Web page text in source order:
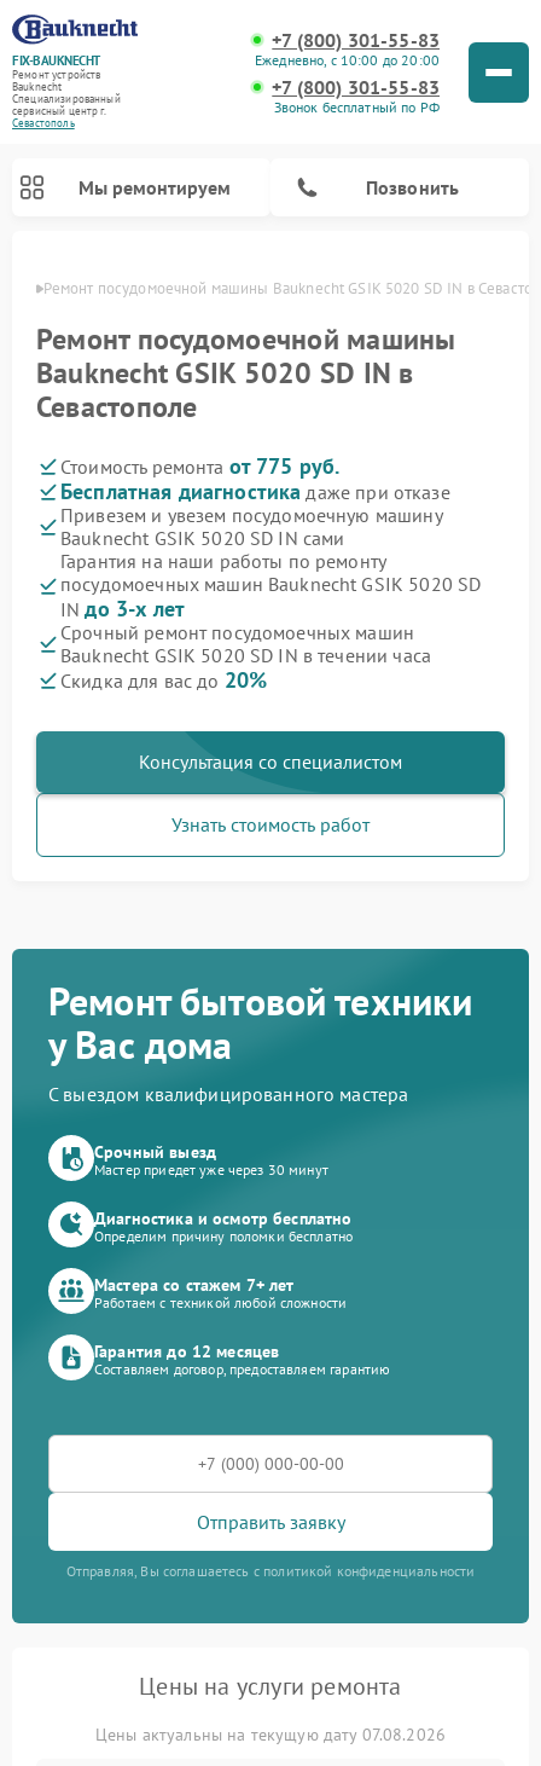
FIX-BAUKNECHT
Ремонт устройств
Bauknecht
Специализированный
cервисный центр г.
Севастополь
+7 (800) 301-55-83
Ежедневно, с 10:00 до 20:00
+7 (800) 301-55-83
Звонок бесплатный по РФ
Мы ремонтируем Позвонить
Ремонт посудомоечной машины Bauknecht GSIK 5020 SD IN в
Ремонт посудомоечной машины
Bauknecht GSIK 5020 SD IN в
Севастополе
Стоимость ремонта от 775 руб.
Бесплатная диагностика даже при отказе
Привезем и увезем посудомоечную машину
Bauknecht GSIK 5020 SD IN сами
Гарантия на наши работы по ремонту
посудомоечных машин Bauknecht GSIK 5020 SD
INдо 3-х лет
Срочный ремонт посудомоечных машин
Bauknecht GSIK 5020 SD IN в течении часа
Скидка для вас до 20%
Консультация со специалистом
Узнать стоимость работ
Ремонт бытовой техники
у Вас дома
С выездом квалифицированного мастера
Срочный выезд
Мастер приедет уже через 30 минут
Диагностика и осмотр бесплатно
Определим причину поломки бесплатно
Мастера со стажем 7+ лет
Работаем с техникой любой сложности
Гарантия до 12 месяцев
Составляем договор, предоставляем гарантию
Отправить заявку
Отправляя, Вы соглашаетесь с политикой конфиденциальности
Цены на услуги ремонта
Цены актуальны на текущую дату 07.08.2026